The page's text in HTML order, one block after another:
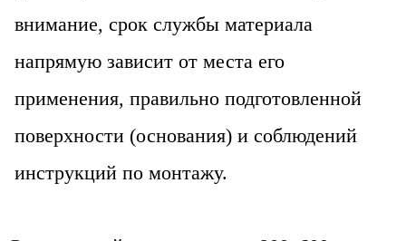
внимание, срок службы материала
напрямую зависит от места его
применения, правильно подготовленной
поверхности (основания) и соблюдений
инструкций по монтажу.